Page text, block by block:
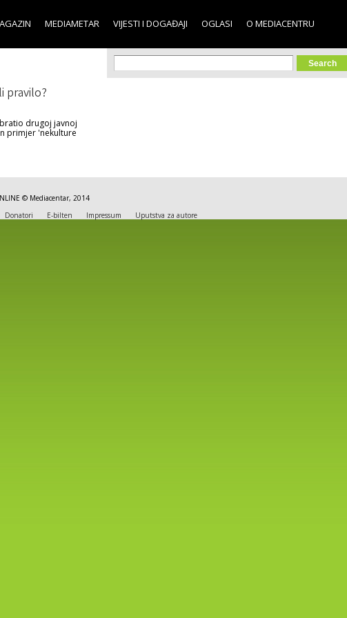
MEDIAMETAR VIJESTI I DOGAĐAJI OGLASI O MEDIACENTRU
pravilo?
drugoj javnoj
primjer 'nekulture
Search form
Search
© Mediacentar, 2014
Donatori E-bilten Impressum Uputstva za autore